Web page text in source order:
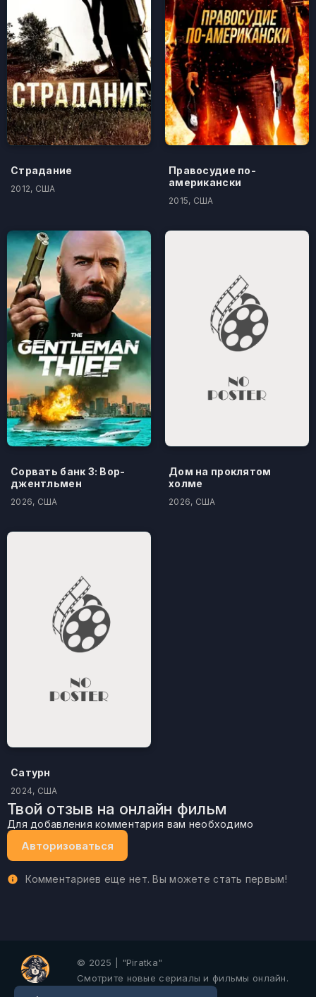
Страдание
2012, США
Правосудие по-
американски
2015, США
Сорвать банк 3: Вор-
джентльмен
2026, США
Дом на проклятом
холме
2026, США
Сатурн
2024, США
Твой отзыв на онлайн фильм
Для добавления комментария вам необходимо
Авторизоваться
Комментариев еще нет. Вы можете стать первым!
© 2025 | "Piratka"
Смотрите новые сериалы и фильмы онлайн.